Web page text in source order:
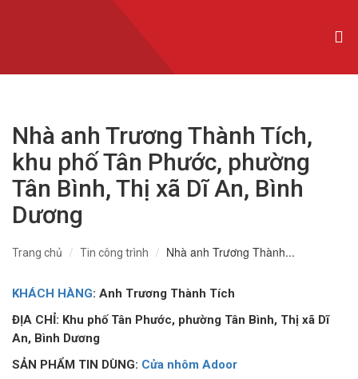
CỬA NHÔM XINGFA NHẬP KHẨU
CỬA NHÔM TRƯỢT QUAY
CỬA NHÔM THỦY LỰC
CỬA CUỐN KHE THOÁNG
CỬA CUỐN ĐÀI LOAN
Nhà anh Trương Thành Tích,
khu phố Tân Phước, phường
Tân Bình, Thị xã Dĩ An, Bình
Dương
Trang chủ Tin công trình Nhà anh Trương Thành...
KHÁCH HÀNG: Anh Trương Thành Tích
ĐỊA CHỈ: Khu phố Tân Phước, phường Tân Bình, Thị xã Dĩ
An, Bình Dương
SẢN PHẨM TIN DÙNG: Cửa nhôm Adoor